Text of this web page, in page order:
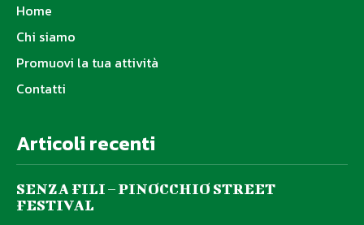
Home
Chi siamo
Promuovi la tua attività
Contatti
Articoli recenti
SENZA FILI – PINOCCHIO STREET
FESTIVAL